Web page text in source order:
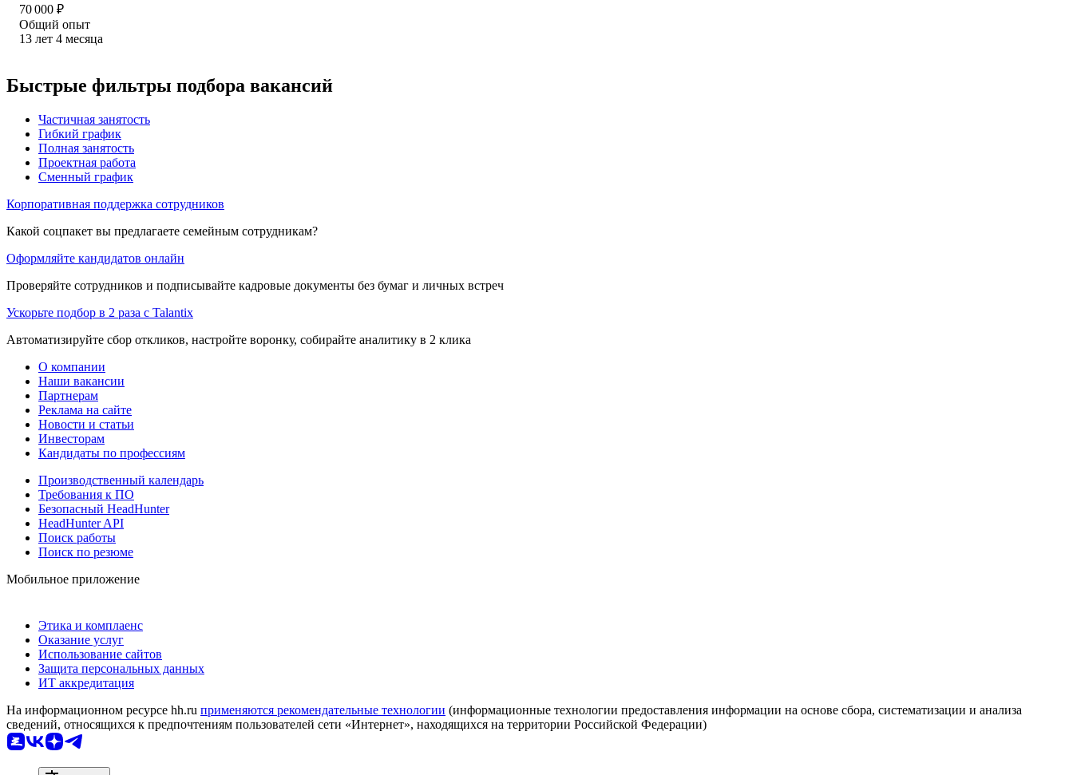
70 000 ₽
Общий опыт
13 лет 4 месяца
Быстрые фильтры подбора вакансий
Частичная занятость
Гибкий график
Полная занятость
Проектная работа
Сменный график
Корпоративная поддержка сотрудников
Какой соцпакет вы предлагаете семейным сотрудникам?
Оформляйте кандидатов онлайн
Проверяйте сотрудников и подписывайте кадровые документы без бумаг и личных встреч
Ускорьте подбор в 2 раза с Talantix
Автоматизируйте сбор откликов, настройте воронку, собирайте аналитику в 2 клика
О компании
Наши вакансии
Партнерам
Реклама на сайте
Новости и статьи
Инвесторам
Кандидаты по профессиям
Производственный календарь
Требования к ПО
Безопасный HeadHunter
HeadHunter API
Поиск работы
Поиск по резюме
Мобильное приложение
Этика и комплаенс
Оказание услуг
Использование сайтов
Защита персональных данных
ИТ аккредитация
На информационном ресурсе hh.ru применяются рекомендательные технологии (информационные технологии предоставления информации на основе сбора, систематизации и анализа
сведений, относящихся к предпочтениям пользователей сети «Интернет», находящихся на территории Российской Федерации)